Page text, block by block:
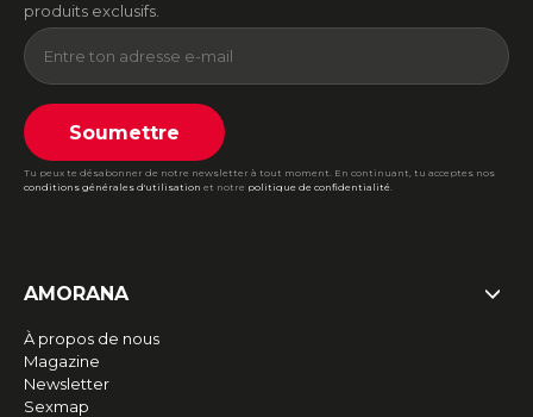
produits exclusifs.
Soumettre
Tu peux te désabonner de notre newsletter à tout moment. En continuant, tu acceptes nos
conditions générales d'utilisation et notre politique de confidentialité.
AMORANA
À propos de nous
Magazine
Newsletter
Sexmap